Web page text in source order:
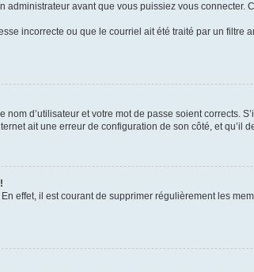
avant que vous puissiez vous connecter.
incorrecte ou que le courriel ait été traité par un filtre
d’utilisateur et votre mot de passe soient corrects.
ait une erreur de configuration de son côté, et qu’il
effet, il est courant de supprimer régulièrement les